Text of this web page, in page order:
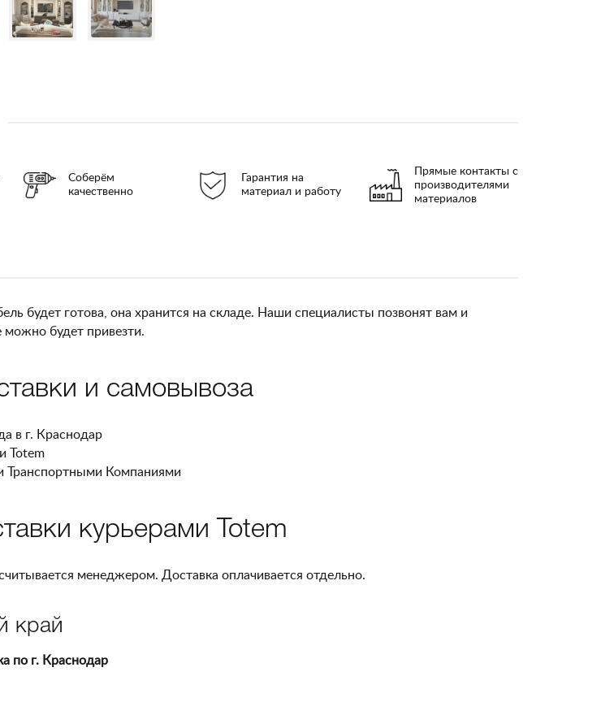
Соберём
качественно
Гарантия на
материал и работу
Прямые контакты с
производителями
материалов
будет готова, она хранится на складе. Наши специалисты позвонят вам и
можно будет привезти.
и самовывоза
в г. Краснодар
Totem
Транспортными Компаниями
курьерами Totem
менеджером. Доставка оплачивается отдельно.
край
по г. Краснодар